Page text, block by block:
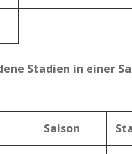
Stadien in einer
Saison